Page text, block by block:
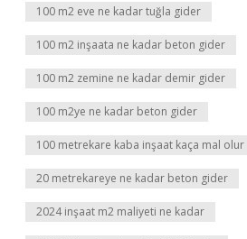
100 m2 eve ne kadar tuğla gider
100 m2 inşaata ne kadar beton gider
100 m2 zemine ne kadar demir gider
100 m2ye ne kadar beton gider
100 metrekare kaba inşaat kaça mal olur
20 metrekareye ne kadar beton gider
2024 inşaat m2 maliyeti ne kadar